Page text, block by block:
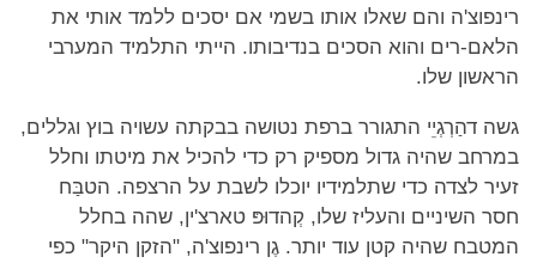
רינפוצ'ה והם שאלו אותו בשמי אם יסכים ללמד אותי את
הלאם-רים והוא הסכים בנדיבותו. הייתי התלמיד המערבי
הראשון שלו.
גשה דהַרְגְיֵי התגורר ברפת נטושה בבקתה עשויה בוץ וגללים,
במרחב שהיה גדול מספיק רק כדי להכיל את מיטתו וחלל
זעיר לצדה כדי שתלמידיו יוכלו לשבת על הרצפה. הטבַּח
חסר השיניים והעליז שלו, קְהדוּפּ טארצ'ין, שהה בחלל
המטבח שהיה קטן עוד יותר. גֶן רינפוצ'ה, "הזקן היקר" כפי